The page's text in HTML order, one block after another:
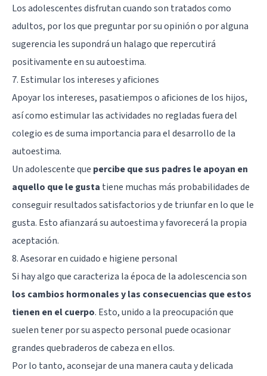
Los adolescentes disfrutan cuando son tratados como
adultos, por los que preguntar por su opinión o por alguna
sugerencia les supondrá un halago que repercutirá
positivamente en su autoestima.
7. Estimular los intereses y aficiones
Apoyar los intereses, pasatiempos o aficiones de los hijos,
así como estimular las actividades no regladas fuera del
colegio es de suma importancia para el desarrollo de la
autoestima.
Un adolescente que percibe que sus padres le apoyan en
aquello que le gusta tiene muchas más probabilidades de
conseguir resultados satisfactorios y de triunfar en lo que le
gusta. Esto afianzará su autoestima y favorecerá la propia
aceptación.
8. Asesorar en cuidado e higiene personal
Si hay algo que caracteriza la época de la adolescencia son
los cambios hormonales y las consecuencias que estos
tienen en el cuerpo. Esto, unido a la preocupación que
suelen tener por su aspecto personal puede ocasionar
grandes quebraderos de cabeza en ellos.
Por lo tanto, aconsejar de una manera cauta y delicada